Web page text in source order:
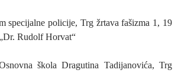
specijalne policije, Trg žrtava fašizma 1, 19
Rudolf Horvat“
škola Dragutina Tadijanovića, Trg